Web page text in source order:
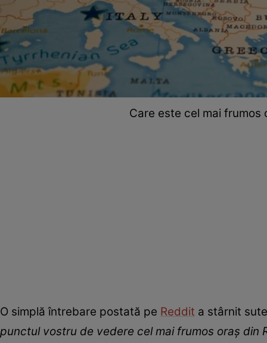
Care este cel mai
O simplă întrebare postată pe Reddit a stârnit
punctul vostru de vedere cel mai frumos oraș din